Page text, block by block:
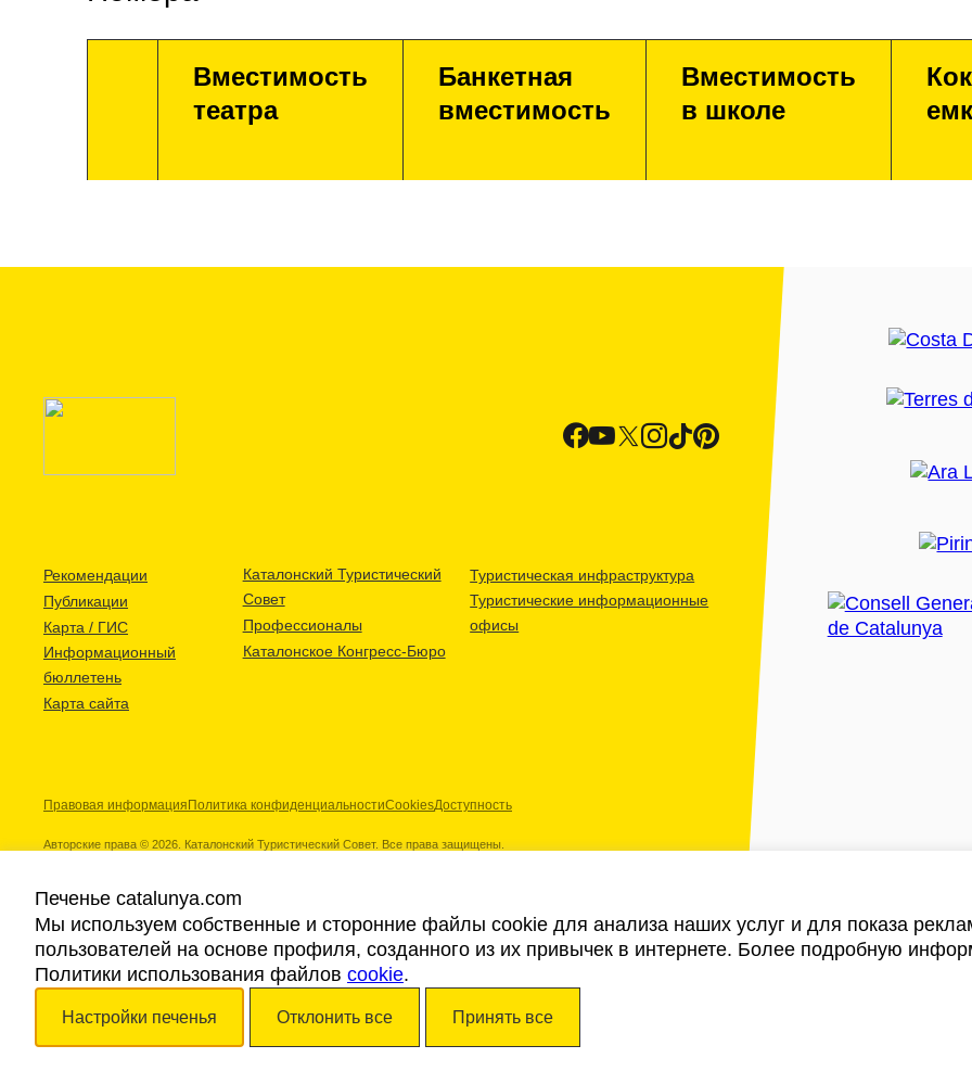
Вместимость
театра
Банкетная
вместимость
Вместимость
в школе
Рекомендации
Публикации
Карта / ГИС
Информационный
бюллетень
Карта сайта
Каталонский Туристический
Совет
Профессионалы
Каталонское Конгресс-Бюро
Туристическая инфраструктура
Туристические информационные
офисы
Правовая информация Политика конфиденциальностиCookiesДоступность
Авторские права © 2026. Каталонский Туристический Совет. Все права защищены.
Наши партнеры
Печенье catalunya.com
Мы используем собственные и сторонние файлы cookie для анализа наших услуг и для показа
пользователей на основе профиля, созданного из их привычек в интернете. Более подробную
Политики использования файлов cookie.
Настройки печенья Отклонить все Принять все